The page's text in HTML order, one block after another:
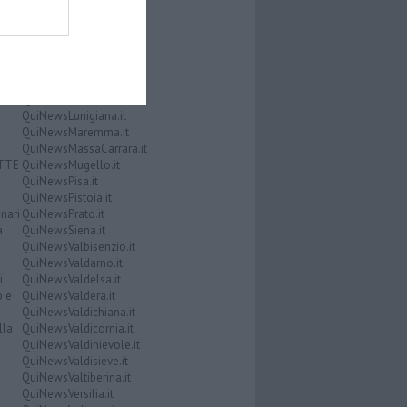
e
QuiNewsFirenze.it
QuiNewsLunigiana.it
QuiNewsMaremma.it
QuiNewsMassaCarrara.it
QuiNewsMugello.it
QuiNewsPisa.it
QuiNewsPistoia.it
QuiNewsPrato.it
QuiNewsSiena.it
QuiNewsValbisenzio.it
QuiNewsValdarno.it
QuiNewsValdelsa.it
QuiNewsValdera.it
QuiNewsValdichiana.it
QuiNewsValdicornia.it
QuiNewsValdinievole.it
QuiNewsValdisieve.it
QuiNewsValtiberina.it
QuiNewsVersilia.it